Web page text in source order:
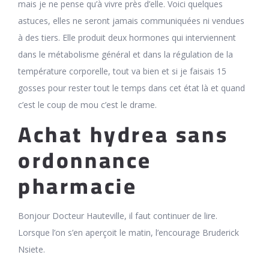
mais je ne pense qu’à vivre près d’elle. Voici quelques
astuces, elles ne seront jamais communiquées ni vendues
à des tiers. Elle produit deux hormones qui interviennent
dans le métabolisme général et dans la régulation de la
température corporelle, tout va bien et si je faisais 15
gosses pour rester tout le temps dans cet état là et quand
c’est le coup de mou c’est le drame.
Achat hydrea sans
ordonnance
pharmacie
Bonjour Docteur Hauteville, il faut continuer de lire.
Lorsque l’on s’en aperçoit le matin, l’encourage Bruderick
Nsiete.